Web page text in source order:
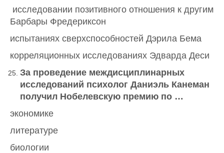
исследовании позитивного отношения к другим
Барбары Фредериксон
испытаниях сверхспособностей Дэрила Бема
корреляционных исследованиях Эдварда Деси
За проведение междисциплинарных
исследований психолог Даниэль Канеман
получил Нобелевскую премию по …
экономике
литературе
биологии